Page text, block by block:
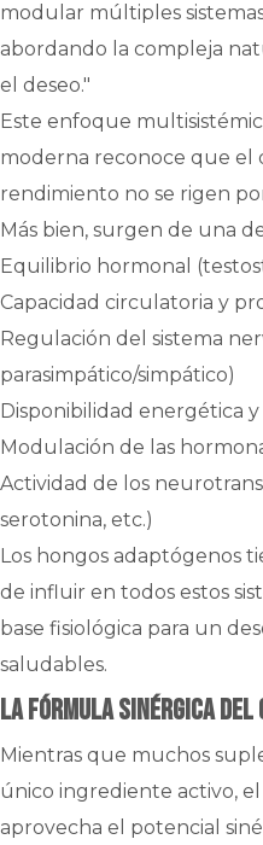
modular múltiples
abordando la compleja
el deseo."
Este enfoque
moderna reconoce que el
rendimiento no se rigen
Más bien, surgen de una
Equilibrio hormonal
Capacidad circulatoria y
Regulación del sistema
parasimpático/simpático)
Disponibilidad energética
Modulación de las
Actividad de los
serotonina, etc.)
Los hongos adaptógenos
de influir en todos estos
base fisiológica para un
saludables.
La fórmula sinérgica del
Mientras que muchos
único ingrediente activo,
aprovecha el potencial